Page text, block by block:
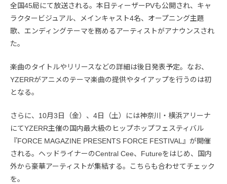
全国45局にて放送される。本日ティーザーPVも公開され、キャ
ラクタービジュアル、メインキャスト4名、オープニング主題
歌、エンディングテーマを務めるアーティストがアナウンスされ
た。
楽曲のタイトルやリリースなどの詳細は後日発表予定。なお、
YZERRがアニメのテーマ楽曲の提供やタイアップを行うのは初
となる。
さらに、10月3日（金）、4日（土）には神奈川・横浜アリーナ
にてYZERR主催の国内最大級のヒップホップフェスティバル
『FORCE MAGAZINE PRESENTS FORCE FESTIVAL』が開催
される。ヘッドライナーのCentral Cee、Futureをはじめ、国内
外から豪華アーティストが集結する。こちらも合わせてチェック
を。